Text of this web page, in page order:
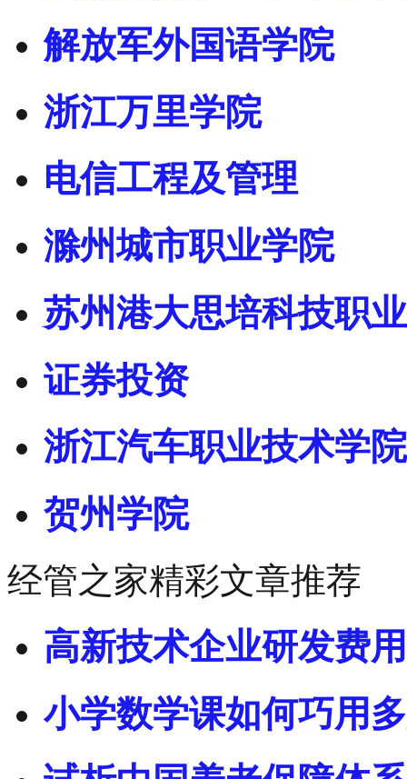
解放军外国语学院
浙江万里学院
电信工程及管理
滁州城市职业学院
苏州港大思培科技职
证券投资
浙江汽车职业技术学院
贺州学院
经管之家精彩文章推荐
高新技术企业研发费
小学数学课如何巧用